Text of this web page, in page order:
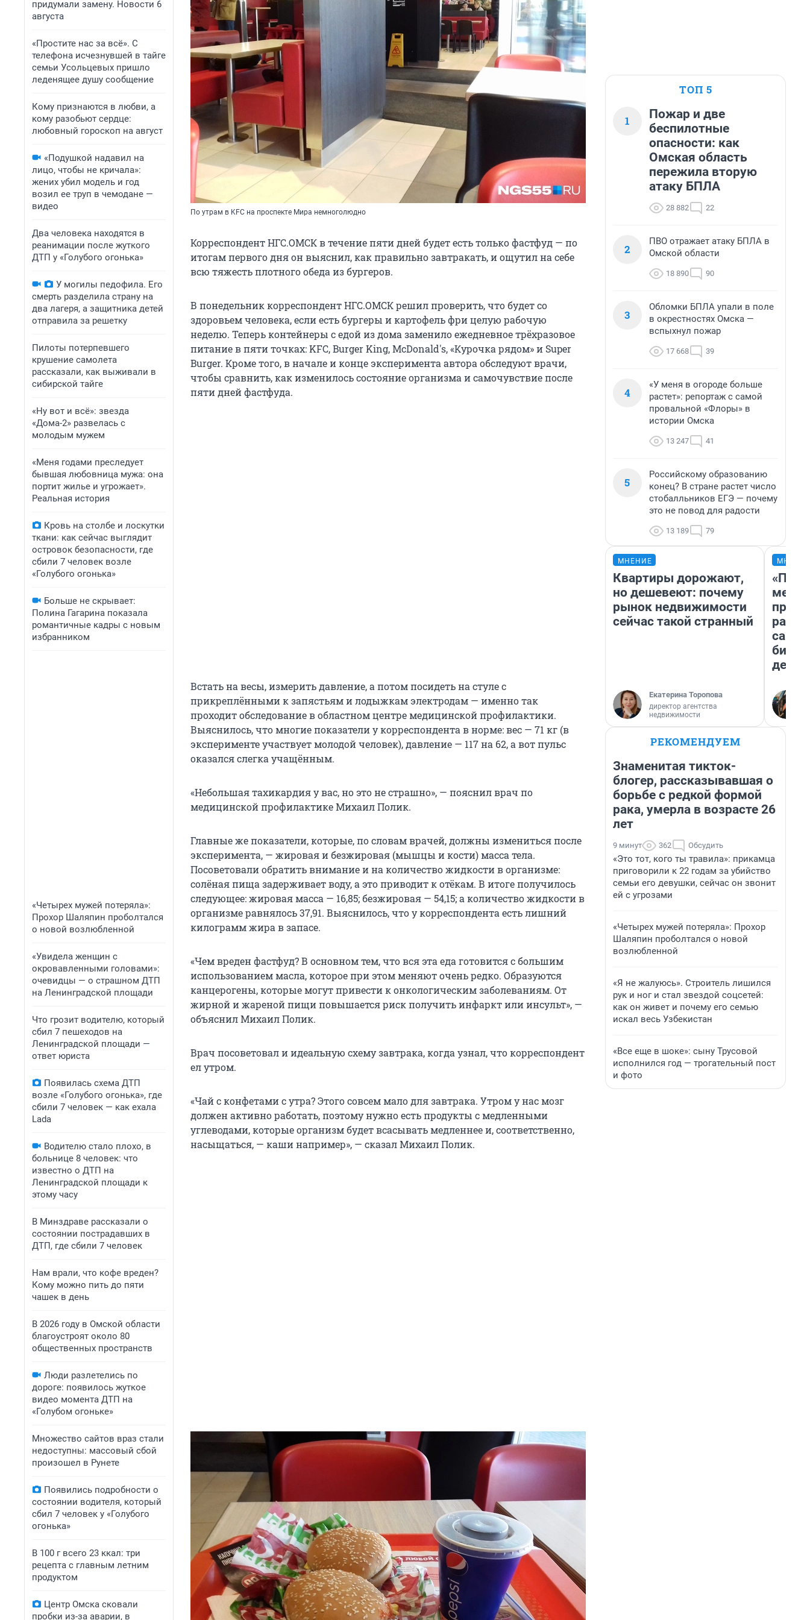
придумали замену. Новости 6
августа
«Простите нас за всё». С
телефона исчезнувшей в тайге
семьи Усольцевых пришло
леденящее душу сообщение
Кому признаются в любви, а
кому разобьют сердце:
любовный гороскоп на август
«Подушкой надавил на
лицо, чтобы не кричала»:
жених убил модель и год
возил ее труп в чемодане —
видео
Два человека находятся в
реанимации после жуткого
ДТП у «Голубого огонька»
У могилы педофила. Его
смерть разделила страну на
два лагеря, а защитника детей
отправила за решетку
Пилоты потерпевшего
крушение самолета
рассказали, как выживали в
сибирской тайге
«Ну вот и всё»: звезда
«Дома-2» развелась с
молодым мужем
«Меня годами преследует
бывшая любовница мужа: она
портит жилье и угрожает».
Реальная история
Кровь на столбе и лоскутки
ткани: как сейчас выглядит
островок безопасности, где
сбили 7 человек возле
«Голубого огонька»
Больше не скрывает:
Полина Гагарина показала
романтичные кадры с новым
избранником
«Четырех мужей потеряла»:
Прохор Шаляпин проболтался
о новой возлюбленной
«Увидела женщин с
окровавленными головами»:
очевидцы — о страшном ДТП
на Ленинградской площади
Что грозит водителю, который
сбил 7 пешеходов на
Ленинградской площади —
ответ юриста
Появилась схема ДТП
возле «Голубого огонька», где
сбили 7 человек — как ехала
Lada
Водителю стало плохо, в
больнице 8 человек: что
известно о ДТП на
Ленинградской площади к
этому часу
В Минздраве рассказали о
состоянии пострадавших в
ДТП, где сбили 7 человек
Нам врали, что кофе вреден?
Кому можно пить до пяти
чашек в день
В 2026 году в Омской области
благоустроят около 80
общественных пространств
Люди разлетелись по
дороге: появилось жуткое
видео момента ДТП на
«Голубом огоньке»
Множество сайтов враз стали
недоступны: массовый сбой
произошел в Рунете
Появились подробности о
состоянии водителя, который
сбил 7 человек у «Голубого
огонька»
В 100 г всего 23 ккал: три
рецепта с главным летним
продуктом
Центр Омска сковали
пробки из-за аварии, в
По утрам в KFC на проспекте Мира немноголюдно
Корреспондент НГС.ОМСК в течение пяти дней будет есть только фастфуд — по
итогам первого дня он выяснил, как правильно завтракать, и ощутил на себе
всю тяжесть плотного обеда из бургеров.
В понедельник корреспондент НГС.ОМСК решил проверить, что будет со
здоровьем человека, если есть бургеры и картофель фри целую рабочую
неделю. Теперь контейнеры с едой из дома заменило ежедневное трёхразовое
питание в пяти точках: KFC, Burger King, McDonald's, «Курочка рядом» и Super
Burger. Кроме того, в начале и конце эксперимента автора обследуют врачи,
чтобы сравнить, как изменилось состояние организма и самочувствие после
пяти дней фастфуда.
Встать на весы, измерить давление, а потом посидеть на стуле с
прикреплёнными к запястьям и лодыжкам электродам — именно так
проходит обследование в областном центре медицинской профилактики.
Выяснилось, что многие показатели у корреспондента в норме: вес — 71 кг (в
эксперименте участвует молодой человек), давление — 117 на 62, а вот пульс
оказался слегка учащённым.
«Небольшая тахикардия у вас, но это не страшно», — пояснил врач по
медицинской профилактике Михаил Полик.
Главные же показатели, которые, по словам врачей, должны измениться после
эксперимента, — жировая и безжировая (мышцы и кости) масса тела.
Посоветовали обратить внимание и на количество жидкости в организме:
солёная пища задерживает воду, а это приводит к отёкам. В итоге получилось
следующее: жировая масса — 16,85; безжировая — 54,15; а количество жидкости в
организме равнялось 37,91. Выяснилось, что у корреспондента есть лишний
килограмм жира в запасе.
«Чем вреден фастфуд? В основном тем, что вся эта еда готовится с большим
использованием масла, которое при этом меняют очень редко. Образуются
канцерогены, которые могут привести к онкологическим заболеваниям. От
жирной и жареной пищи повышается риск получить инфаркт или инсульт», —
объяснил Михаил Полик.
Врач посоветовал и идеальную схему завтрака, когда узнал, что корреспондент
ел утром.
«Чай с конфетами с утра? Этого совсем мало для завтрака. Утром у нас мозг
должен активно работать, поэтому нужно есть продукты с медленными
углеводами, которые организм будет всасывать медленнее и, соответственно,
насыщаться, — каши например», — сказал Михаил Полик.
ТОП 5
1
Пожар и две
беспилотные
опасности: как
Омская область
пережила вторую
атаку БПЛА
28 882 22
2
ПВО отражает атаку БПЛА в
Омской области
18 890 90
3
Обломки БПЛА упали в поле
в окрестностях Омска —
вспыхнул пожар
17 668 39
4
«У меня в огороде больше
растет»: репортаж с самой
провальной «Флоры» в
истории Омска
13 247 41
5
Российскому образованию
конец? В стране растет число
стобалльников ЕГЭ — почему
это не повод для радости
13 189 79
МНЕНИЕ
Квартиры дорожают,
но дешевеют: почему
рынок недвижимости
сейчас такой странный
Екатерина Торопова
директор агентства
недвижимости
РЕКОМЕНДУЕМ
Знаменитая тикток-
блогер, рассказывавшая о
борьбе с редкой формой
рака, умерла в возрасте 26
лет
9 минут 362 Обсудить
«Это тот, кого ты травила»: прикамца
приговорили к 22 годам за убийство
семьи его девушки, сейчас он звонит
ей с угрозами
«Четырех мужей потеряла»: Прохор
Шаляпин проболтался о новой
возлюбленной
«Я не жалуюсь». Строитель лишился
рук и ног и стал звездой соцсетей:
как он живет и почему его семью
искал весь Узбекистан
«Все еще в шоке»: сыну Трусовой
исполнился год — трогательный пост
и фото